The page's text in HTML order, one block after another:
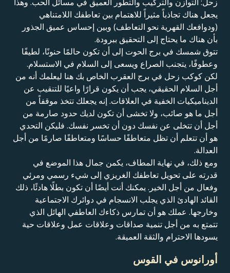
يجعل هناك تجاذباً مثيراً للاهتمام بين تعاطفك اللامتناهي
(ودوافعك القهرية نحو التعاطف) وبين إحساس عميق الجذور
بأن هناك ما يحتاج إلى التحقيق ببرودة.
تتوق شمسك في برج الحوت إلى أن تكون حالمًا حنونًا، لطيفًا
وعطوفًا، يتجنب الصراع ويسعى إلى السلام في الاستسلام.
لكن كوكب زحل في برج العقرب الخاص بك هنا ليعلمك أنه من
أجل السلام الحقيقي، يجب أن يكون قرارًا واعيًا للتنقيب عن
الديناميكيات الخفية في العلاقات. إنه يجعلك تتخذ موقفاً من
أجل ما هو صائب، ولا تخشى أن تكون لديك حدود صارمة من
أجل أن تتخلى عن نفسك دون أن تخسر نفسك. فليكن التحدي
هو أن تتعلم أن تظل متعاطفًا حساسًا ومتعاطفًا صارمًا من أجل
العدالة.
ومع ذلك، في نهاية المطاف، يكمن جمال هذا الموضع في
قدرته على تحويل تعاطفك الغريزي إلى شيء رسمي ومرئي
وفعال من أجل الخير. يمكنك أنت أيضًا أن تكون بطلًا هادئًا، ذلك
القائد الهادئ الذي يجلب الانسجام في دوائرك الاجتماعية
وخارجها. عملك هو أن تمارس ذكاءك العاطفي الهائل الذي
تتمتع به من أجل تنمية صداقات وعلاقات عمل وعلاقات حية
يسودها الاحترام والثقة العميقة.
أورانوس في القوس